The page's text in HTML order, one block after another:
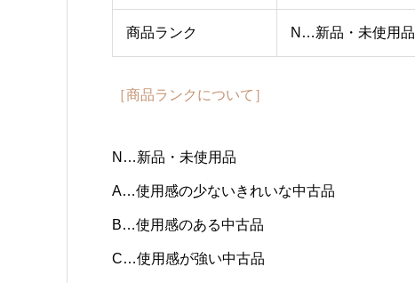
商品ランク N…新品・未使用品
［商品ランクについて］
N…新品・未使用品
A…使用感の少ないきれいな中古品
B…使用感のある中古品
C…使用感が強い中古品